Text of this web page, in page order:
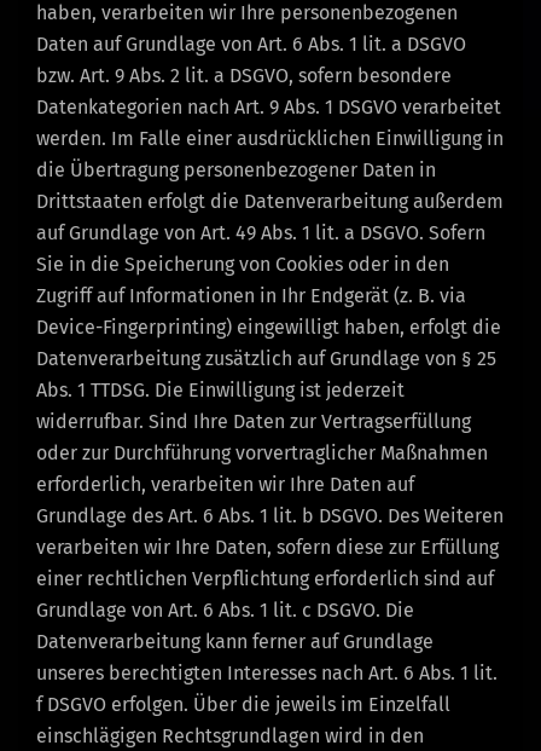
haben, verarbeiten wir Ihre personenbezogenen
Daten auf Grundlage von Art. 6 Abs. 1 lit. a DSGVO
bzw. Art. 9 Abs. 2 lit. a DSGVO, sofern besondere
Datenkategorien nach Art. 9 Abs. 1 DSGVO verarbeitet
werden. Im Falle einer ausdrücklichen Einwilligung in
die Übertragung personenbezogener Daten in
Drittstaaten erfolgt die Datenverarbeitung außerdem
auf Grundlage von Art. 49 Abs. 1 lit. a DSGVO. Sofern
Sie in die Speicherung von Cookies oder in den
Zugriff auf Informationen in Ihr Endgerät (z. B. via
Device-Fingerprinting) eingewilligt haben, erfolgt die
Datenverarbeitung zusätzlich auf Grundlage von § 25
Abs. 1 TTDSG. Die Einwilligung ist jederzeit
widerrufbar. Sind Ihre Daten zur Vertragserfüllung
oder zur Durchführung vorvertraglicher Maßnahmen
erforderlich, verarbeiten wir Ihre Daten auf
Grundlage des Art. 6 Abs. 1 lit. b DSGVO. Des Weiteren
verarbeiten wir Ihre Daten, sofern diese zur Erfüllung
einer rechtlichen Verpflichtung erforderlich sind auf
Grundlage von Art. 6 Abs. 1 lit. c DSGVO. Die
Datenverarbeitung kann ferner auf Grundlage
unseres berechtigten Interesses nach Art. 6 Abs. 1 lit.
f DSGVO erfolgen. Über die jeweils im Einzelfall
einschlägigen Rechtsgrundlagen wird in den